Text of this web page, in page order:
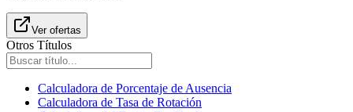
Ver ofertas
Otros Títulos
Calculadora de Porcentaje de Ausencia
Calculadora de Tasa de Rotación